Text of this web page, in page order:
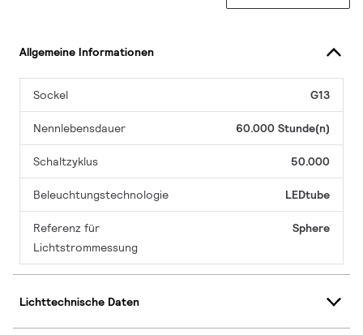
Allgemeine Informationen
Sockel G13
Nennlebensdauer 60.000 Stunde(n)
Schaltzyklus 50.000
Beleuchtungstechnologie LEDtube
Referenz für
Lichtstrommessung
Sphere
Lichttechnische Daten